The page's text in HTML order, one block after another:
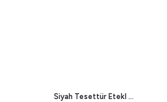
Siyah Tesettür Etekl ...